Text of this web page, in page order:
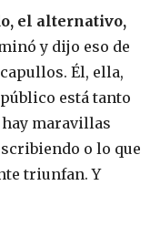
el alternativo,
y dijo eso de
Él, ella,
está tanto
maravillas
o lo que
triunfan. Y